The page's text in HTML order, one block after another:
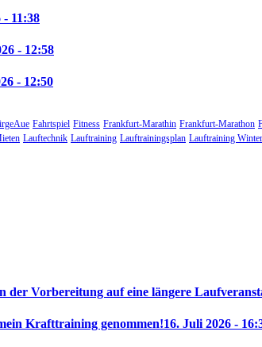
- 11:38
- 12:58
- 12:50
Fahrtspiel Fitness Frankfurt-Marathin Frankfurt-Marathon
Lauftechnik Lauftraining Lauftrainingsplan Lauftraining Winter
Vorbereitung auf eine längere
Krafttraining genommen!16. Juli 2026 -